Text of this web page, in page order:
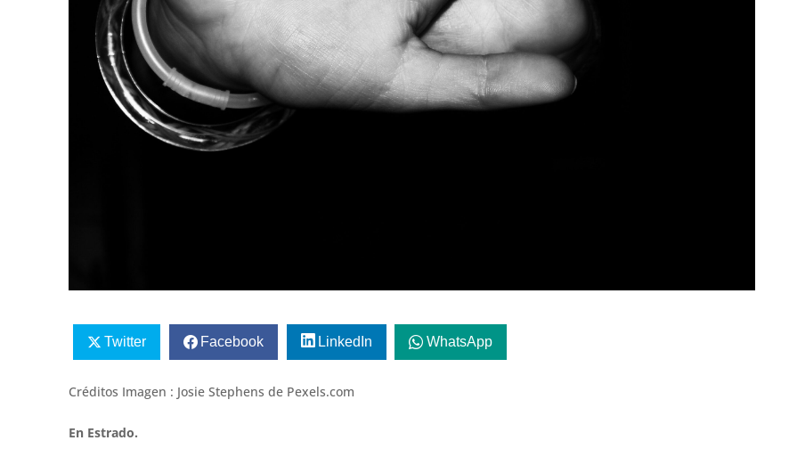
Twitter Facebook LinkedIn WhatsApp
Créditos Imagen : Josie Stephens de Pexels.com
En Estrado.